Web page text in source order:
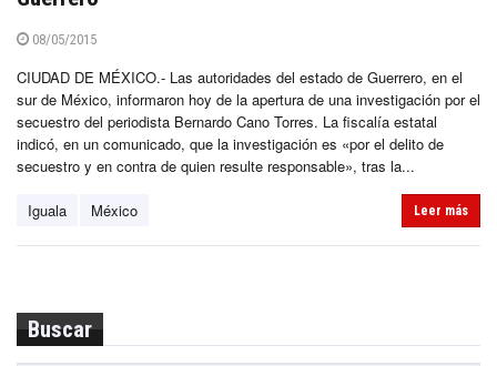
08/05/2015
CIUDAD DE MÉXICO.- Las autoridades del estado de Guerrero, en el
sur de México, informaron hoy de la apertura de una investigación por el
secuestro del periodista Bernardo Cano Torres. La fiscalía estatal
indicó, en un comunicado, que la investigación es «por el delito de
secuestro y en contra de quien resulte responsable», tras la...
Iguala México Leer más
Buscar